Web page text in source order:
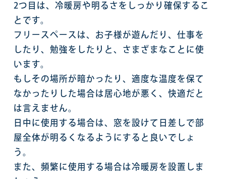
2つ目は、冷暖房や明るさをしっかり確保するこ
とです。
フリースペースは、お子様が遊んだり、仕事を
したり、勉強をしたりと、さまざまなことに使
います。
もしその場所が暗かったり、適度な温度を保て
なかったりした場合は居心地が悪く、快適だと
は言えません。
日中に使用する場合は、窓を設けて日差しで部
屋全体が明るくなるようにすると良いでしょ
う。
また、頻繁に使用する場合は冷暖房を設置しま